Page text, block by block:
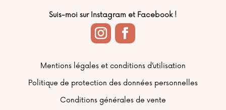
Suis-moi sur Instagram et Facebook !
Mentions légales et conditions d’utilisation
Politique de protection des données personnelles
Conditions générales de vente